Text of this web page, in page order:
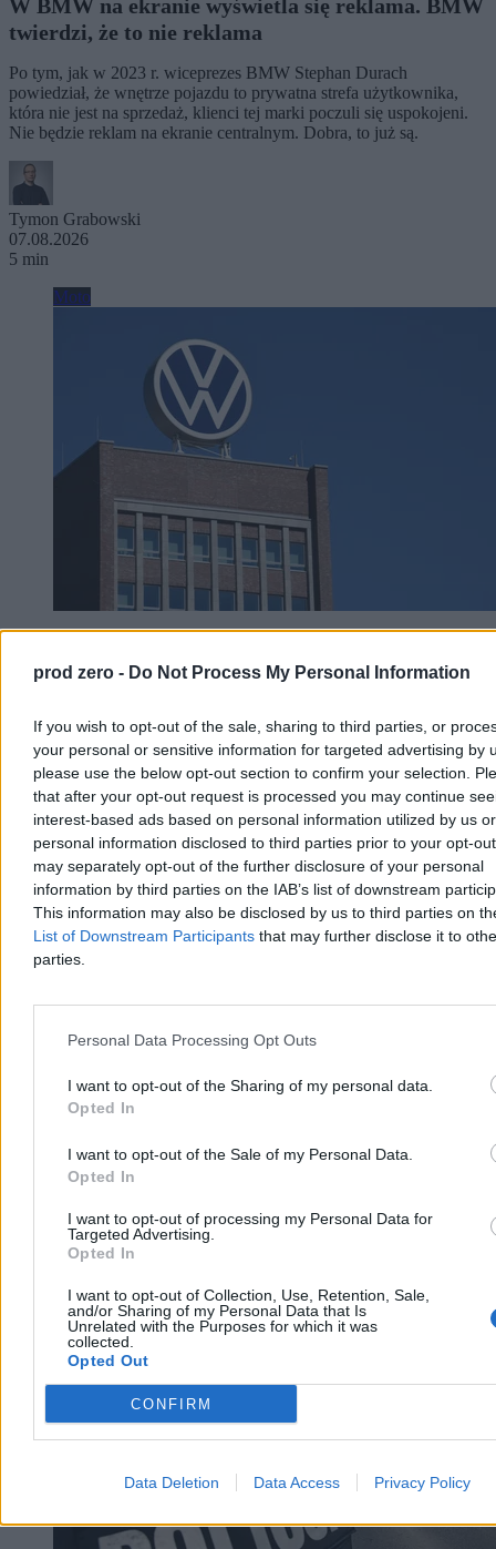
prod zero - Do Not Process My Personal Information
If you wish to opt-out of the sale, sharing to third parties, or
your personal or sensitive information for targeted advertising by
please use the below opt-out section to confirm your selection.
that after your opt-out request is processed you may continue
interest-based ads based on personal information utilized by us or
personal information disclosed to third parties prior to your opt-
may separately opt-out of the further disclosure of your personal
information by third parties on the IAB’s list of downstream
This information may also be disclosed by us to third parties on
List of Downstream Participants that may further disclose it to
parties.
Personal Data Processing Opt Outs
I want to opt-out of the Sharing of my personal data.
Opted In
I want to opt-out of the Sale of my Personal Data.
Opted In
I want to opt-out of processing my Personal Data for
Targeted Advertising.
Opted In
I want to opt-out of Collection, Use, Retention, Sale,
and/or Sharing of my Personal Data that Is
Unrelated with the Purposes for which it was
collected.
Opted Out
CONFIRM
Data Deletion Data Access Privacy Policy
W BMW na ekranie wyświetla się reklama. BMW
twierdzi, że to nie reklama
Po tym, jak w 2023 r. wiceprezes BMW Stephan Durach
powiedział, że wnętrze pojazdu to prywatna strefa użytkownika,
która nie jest na sprzedaż, klienci tej marki poczuli się uspokojeni.
Nie będzie reklam na ekranie centralnym. Dobra, to już są.
Tymon Grabowski
07.08.2026
5 min
Moto
Dramatyczny apel o działanie
Volskwagena, tracą cierpliwość i żądają natychmiastowych działań
naprawczych w koncernie. Niemiecki gigant tonie, a na szali ważą
się losy aż 100 tysięcy pracowników. Koncern planuje drastyczne
zwolnienia, by przetrwać morderczą wojnę cenową z Chinami i
uratować topniejące zyski.
Katarzyna Dybińska
07.08.2026
3 min
Reklama